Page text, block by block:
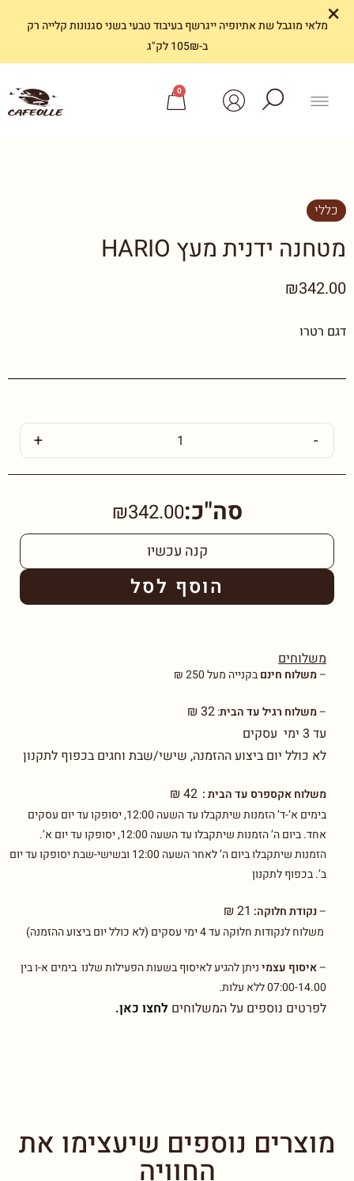
מלאי מוגבל שת אתיופיה ייגרשף בעיבוד טבעי בשני סגנונות קלייה רק
ב-105₪ לק"ג
×
0
כללי
מטחנה ידנית מעץ HARIO
₪342.00
דגם רטרו
-
+
סה"כ:₪342.00
קנה עכשיו
הוסף לסל
משלוחים
–משלוח חינםבקנייה מעל 250 ₪
–משלוח רגיל עד הבית:
32 ₪
עד 3 ימי עסקים
לא כולל יום ביצוע ההזמנה, שישי/שבת וחגים בכפוף לתקנון
משלוח אקספרס עד הבית : 42 ₪
בימים א’-ד’ הזמנות שיתקבלו עד השעה 12:00, יסופקו עד יום עסקים
אחד. ביום ה’ הזמנות שיתקבלו עד השעה 12:00, יסופקו עד יום א’.
הזמנות שיתקבלו ביום ה’ לאחר השעה 12:00 ובשישי-שבת יסופקו עד יום
ב’. בכפוף לתקנון
–נקודת חלוקה: 21 ₪
משלוח לנקודות חלוקה עד 4 ימי עסקים (לא כולל יום ביצוע ההזמנה)
–איסוף עצמיניתן להגיע לאיסוף בשעות הפעילות שלנו בימים א-ו בין
07:00-14.00 ללא עלות.
לפרטים נוספים על המשלוחים לחצו כאן.
מוצרים נוספים שיעצימו את
החוויה